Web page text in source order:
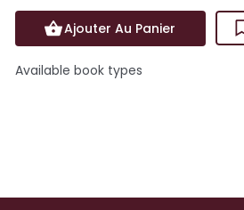
Ajouter Au Panier
Available book types